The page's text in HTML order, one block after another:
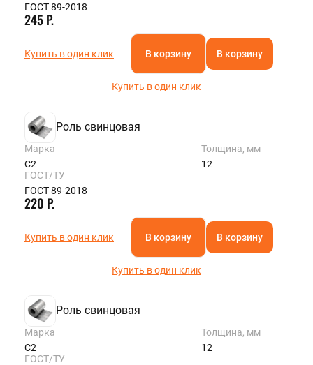
ГОСТ 89-2018
245 Р.
Купить в один клик В корзину В корзину
Купить в один клик
Роль свинцовая
Марка
С2
Толщина, мм
12
ГОСТ/ТУ
ГОСТ 89-2018
220 Р.
Купить в один клик В корзину В корзину
Купить в один клик
Роль свинцовая
Марка
С2
Толщина, мм
12
ГОСТ/ТУ